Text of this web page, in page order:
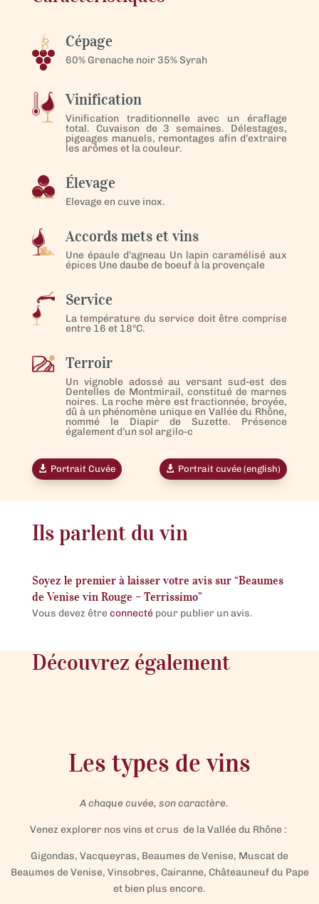
Cépage
60% Grenache noir 35% Syrah
Vinification
Vinification traditionnelle avec un éraflage
total. Cuvaison de 3 semaines. Délestages,
pigeages manuels, remontages afin d’extraire
les arômes et la couleur.
Élevage
Elevage en cuve inox.
Accords mets et vins
Une épaule d’agneau Un lapin caramélisé aux
épices Une daube de boeuf à la provençale
Service
La température du service doit être comprise
entre 16 et 18°C.
Terroir
Un vignoble adossé au versant sud-est des
Dentelles de Montmirail, constitué de marnes
noires. La roche mère est fractionnée, broyée,
dû à un phénomène unique en Vallée du Rhône,
nommé le Diapir de Suzette. Présence
également d’un sol argilo-c
Portrait Cuvée Portrait cuvée (english)
Ils parlent du vin
Soyez le premier à laisser votre avis sur “Beaumes
de Venise vin Rouge – Terrissimo”
Vous devez êtreconnectépour publier un avis.
Découvrez également
Les types de vins
A chaque cuvée, son caractère.
Venez explorer nos vins et crus de la Vallée du Rhône :
Gigondas, Vacqueyras, Beaumes de Venise, Muscat de
Beaumes de Venise, Vinsobres, Cairanne, Châteauneuf du Pape
et bien plus encore.